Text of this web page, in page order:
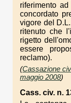
riferimento
concordato
vigore del
ritenuto che
rigetto
essere
reclamo).
(Cassazione
maggio 2008)
Cass. civ. n.